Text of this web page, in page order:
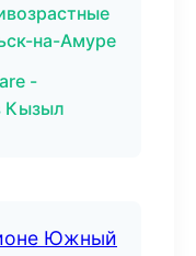
на-Амуре
-
Кызыл
Южный